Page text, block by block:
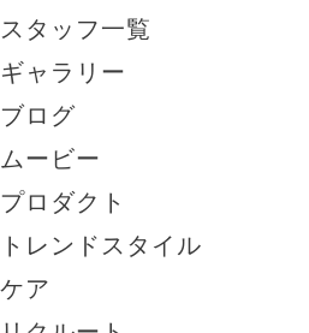
スタッフ一覧
ギャラリー
ブログ
ムービー
プロダクト
トレンドスタイル
ケア